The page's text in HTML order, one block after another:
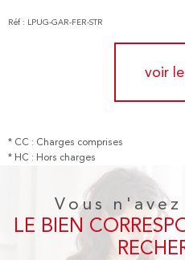
Réf : LPUG-GAR-FER-STR
voir
* CC : Charges comprises
* HC : Hors charges
Vous
LE BIEN